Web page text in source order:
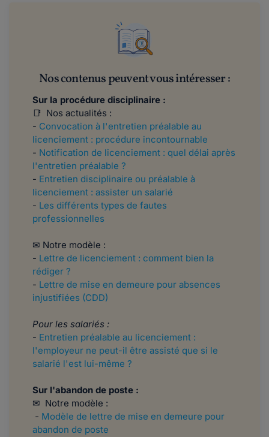
Nos contenus peuvent vous intéresser :
Sur la procédure disciplinaire :
📑 Nos actualités :
- Convocation à l'entretien préalable au
licenciement : procédure incontournable
- Notification de licenciement : quel délai après
l'entretien préalable ?
- Entretien disciplinaire ou préalable à
licenciement : assister un salarié
- Les différents types de fautes
professionnelles
✉ Notre modèle :
- Lettre de licenciement : comment bien la
rédiger ?
- Lettre de mise en demeure pour absences
injustifiées (CDD)
Pour les salariés :
- Entretien préalable au licenciement :
l'employeur ne peut-il être assisté que si le
salarié l'est lui-même ?
Sur l'abandon de poste :
✉ Notre modèle :
- Modèle de lettre de mise en demeure pour
abandon de poste